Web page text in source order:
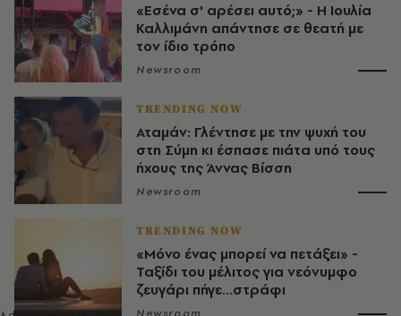
«Εσένα σ' αρέσει αυτό;» - Η Ιουλία
Καλλιμάνη απάντησε σε θεατή με
τον ίδιο τρόπο
Newsroom
TRENDING NOW
Αταμάν: Γλέντησε με την ψυχή του
στη Σύμη κι έσπασε πιάτα υπό τους
ήχους της Άννας Βίσση
Newsroom
TRENDING NOW
«Μόνο ένας μπορεί να πετάξει» -
Ταξίδι του μέλιτος για νεόνυμφο
ζευγάρι πήγε...στράφι